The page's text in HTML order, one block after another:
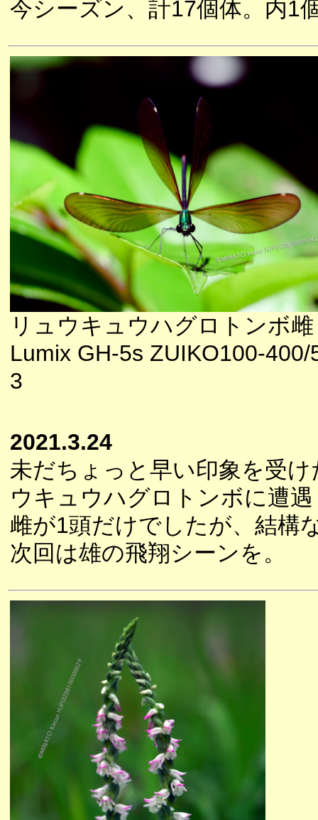
今シーズン、計17個体。内1
リュウキュウハグロトンボ雌
Lumix GH-5s ZUIKO100-400/
3
2021.3.24
未だちょっと早い印象を受
ウキュウハグロトンボに遭
雌が1頭だけでしたが、結構
次回は雄の飛翔シーンを。